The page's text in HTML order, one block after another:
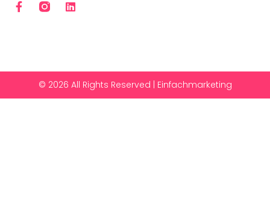
© 2026 All Rights Reserved | Einfachmarketing